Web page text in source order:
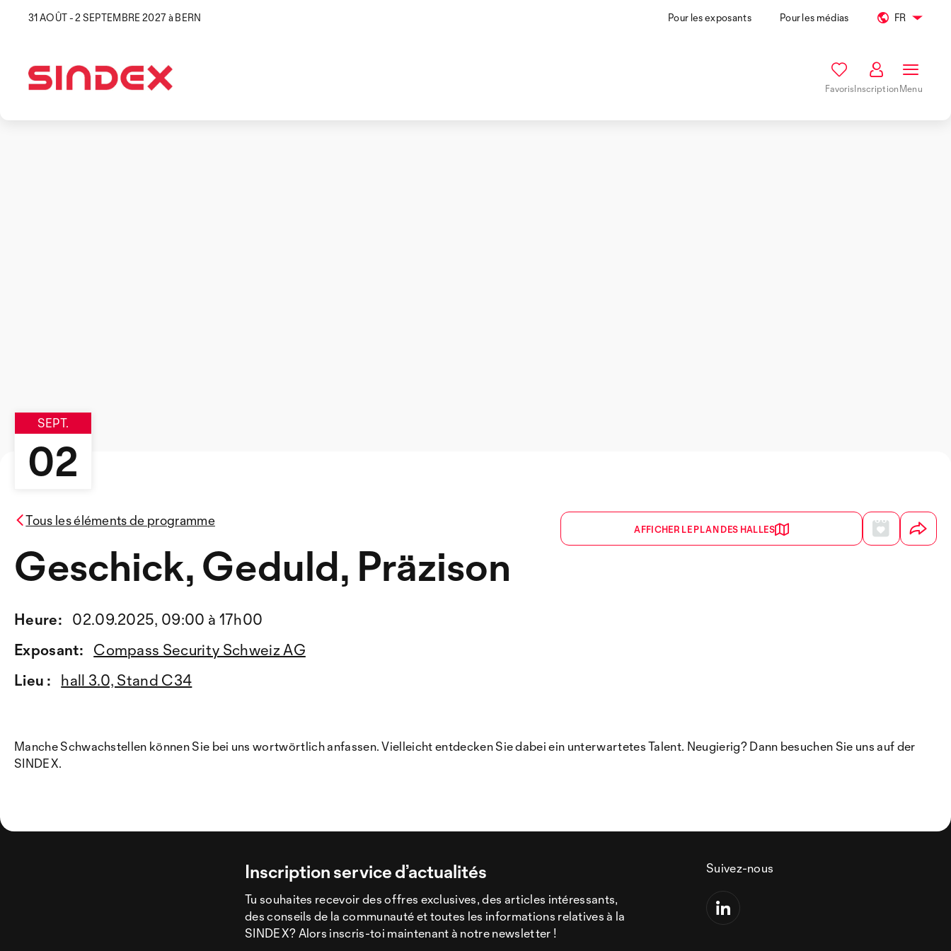
31 AOÛT - 2 SEPTEMBRE 2027 à BERN Pour les exposants Pour les médias FR
FavorisInscriptionMenu
SEPT.
02
Tous les éléments de programme
Geschick, Geduld, Präzison
Heure:
02.09.2025, 09:00 à 17h00
Exposant:
Compass Security Schweiz AG
Lieu :
hall 3.0, Stand C34
AFFICHER LE PLAN DES HALLES
Manche Schwachstellen können Sie bei uns wortwörtlich anfassen. Vielleicht entdecken Sie dabei ein unterwartetes Talent. Neugierig? Dann besuchen Sie uns auf der
SINDEX.
Inscription service d’actualités
Tu souhaites recevoir des offres exclusives, des articles intéressants,
des conseils de la communauté et toutes les informations relatives à la
SINDEX? Alors inscris-toi maintenant à notre newsletter !
Suivez-nous